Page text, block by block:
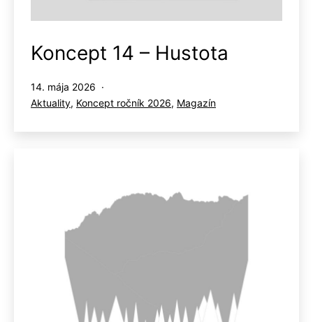
Koncept 14 – Hustota
Publikované
14. mája 2026
Kategorizované
Aktuality, Koncept ročník 2026, Magazín